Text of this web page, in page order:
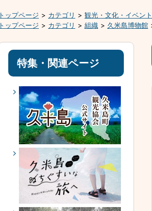
トップページ カテゴリ 観光・文化・イベント
トップページ
カテゴリ 組織 久米島博物館
特集・関連ページ